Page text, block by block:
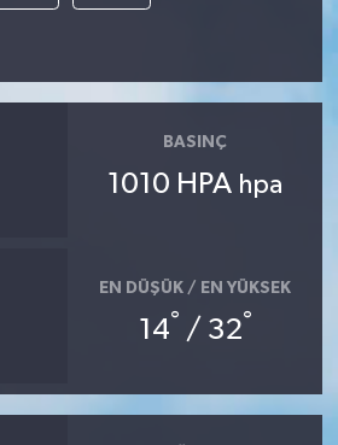
BASINÇ
1010 HPA hpa
EN DÜŞÜK / EN YÜKSEK
14° / 32°